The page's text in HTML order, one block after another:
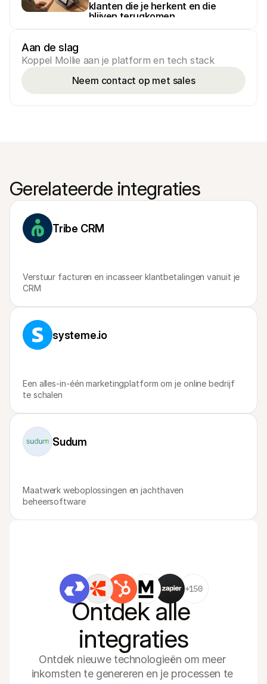
klanten die je herkent en die
blijven terugkomen.
Aan de slag
Koppel Mollie aan je platform en tech stack
Neem contact op met sales
Gerelateerde integraties
Tribe CRM
Verstuur facturen en incasseer klantbetalingen vanuit je
CRM
systeme.io
Een alles-in-één marketingplatform om je online bedrijf
te schalen
Sudum
Maatwerk weboplossingen en jachthaven
beheersoftware
+150
Ontdek alle
integraties
Ontdek nieuwe technologieën om meer
inkomsten te genereren en je processen te